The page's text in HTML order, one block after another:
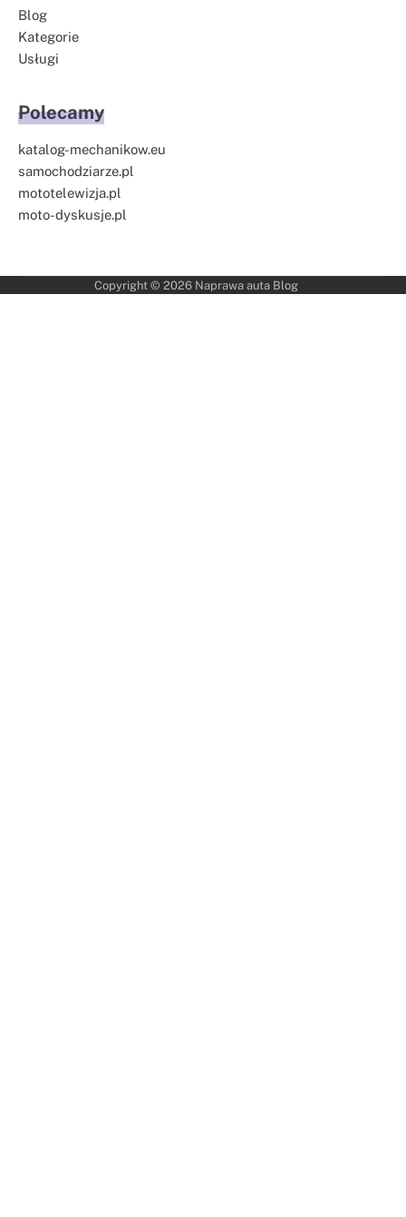
Blog
Kategorie
Usługi
Polecamy
katalog-mechanikow.eu
samochodziarze.pl
mototelewizja.pl
moto-dyskusje.pl
Copyright © 2026 Naprawa auta Blog